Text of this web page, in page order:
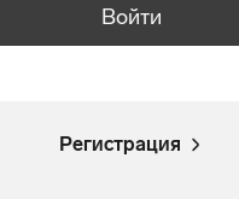
Войти
Регистрация